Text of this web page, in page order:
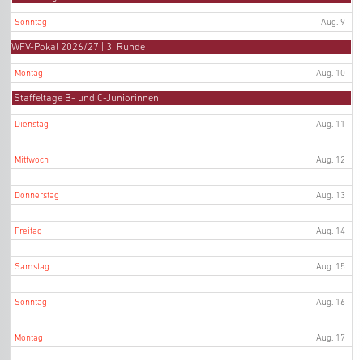
8th
2026
8th
2026
Sonntag Aug. 9
Samstag,
8th
2026
WFV-Pokal 2026/27 | 3. Runde
Montag Aug. 10
Montag,
10th
2026
Staffeltage B- und C-Juniorinnen
Dienstag Aug. 11
Mittwoch Aug. 12
Donnerstag Aug. 13
Freitag Aug. 14
Samstag Aug. 15
Sonntag Aug. 16
Montag Aug. 17